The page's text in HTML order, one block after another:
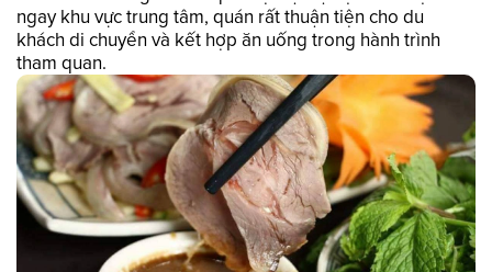
ngay khu vực trung tâm, quán rất thuận tiện cho du
khách di chuyển và kết hợp ăn uống trong hành trình
tham quan.